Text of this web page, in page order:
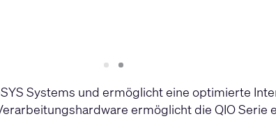
Slide
1 Slide
2
Systems und ermöglicht eine optimierte
ermöglicht die QIO